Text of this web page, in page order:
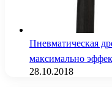
Пневматическая
максимально
28.10.2018